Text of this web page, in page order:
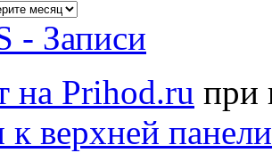
- Записи
на Prihod.ru при
к верхней панели